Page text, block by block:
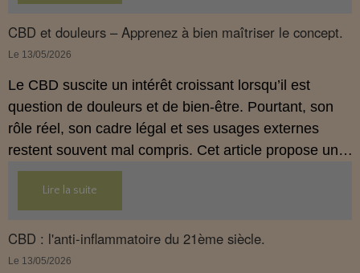
propose une mise au point claire et accessible pour
comprendre comment le CBD s’inscrit dans une
démarche de prévention, sans ingestion et sans
CBD et douleurs – Apprenez à bien maîtriser le concept.
Le 13/05/2026
Le CBD suscite un intérêt croissant lorsqu’il est
question de douleurs et de bien‑être. Pourtant, son
rôle réel, son cadre légal et ses usages externes
restent souvent mal compris. Cet article propose une
mise au point claire, moderne et conforme à la
réglementation française de 2026, afin de mieux
comprendre comment le CBD s’intègre dans une
approche globale de prévention.
Lire la suite
CBD : l'anti-inflammatoire du 21ème siècle.
Le 13/05/2026